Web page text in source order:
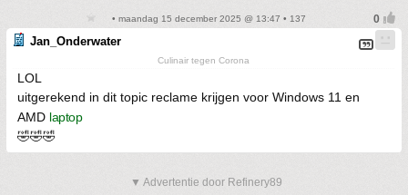
• maandag 15 december 2025 @ 13:47 • 137
Jan_Onderwater
Culinair tegen Corona
LOL
uitgerekend in dit topic reclame krijgen voor Windows 11 en
AMD laptop
🤣🤣🤣
▼ Advertentie door Refinery89